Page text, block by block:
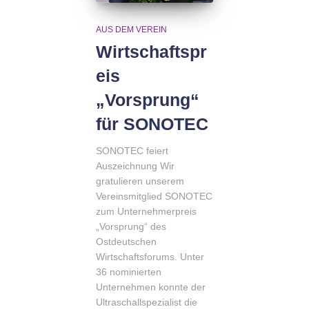
AUS DEM VEREIN
Wirtschaftspr
eis
„Vorsprung“
für SONOTEC
SONOTEC feiert
Auszeichnung Wir
gratulieren unserem
Vereinsmitglied SONOTEC
zum Unternehmerpreis
„Vorsprung“ des
Ostdeutschen
Wirtschaftsforums. Unter
36 nominierten
Unternehmen konnte der
Ultraschallspezialist die